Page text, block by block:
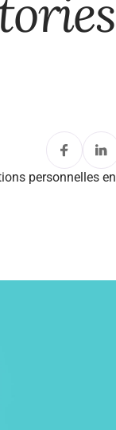
personnelles en